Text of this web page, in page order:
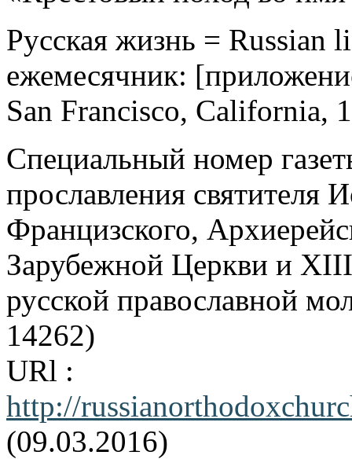
Русская жизнь = Russian
ежемесячник:
San Francisco, California,
Специальный номер
прославления святителя
Францизского,
Зарубежной Церкви и
русской православной
14262)
URl :
http://
(09.03.2016)